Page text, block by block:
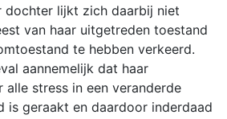
dochter lijkt zich daarbij niet
van haar uitgetreden toestand
te hebben verkeerd.
aannemelijk dat haar
alle stress in een veranderde
is geraakt en daardoor inderdaad